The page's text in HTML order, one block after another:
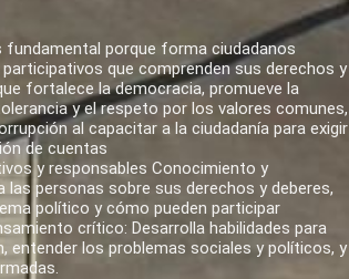
fundamental porque forma ciudadanos
que comprenden sus derechos y
fortalece la democracia, promueve la
y el respeto por los valores comunes,
al capacitar a la ciudadanía para exigir
de cuentas
y responsables Conocimiento y
las personas sobre sus derechos y deberes,
político y cómo pueden participar
crítico: Desarrolla habilidades para
entender los problemas sociales y políticos, y